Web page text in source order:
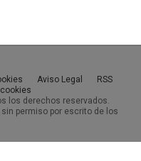
Aviso Legal
RSS
los derechos reservados.
permiso por escrito de los